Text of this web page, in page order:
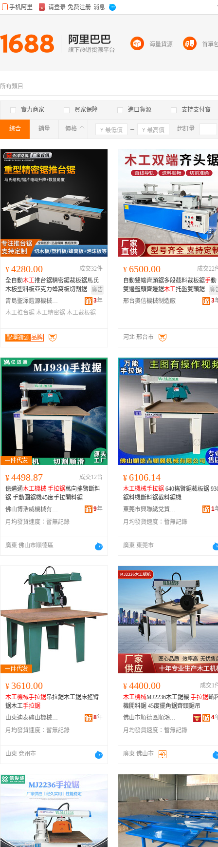
所有類目
實力商家 買家保障 進口貨源 支持支付寶
綜合 銷量 價格 確定 起訂量
¥ 4280.00
成交32件
全自動木工推台鋸精密鋸裁板鋸馬氏
木板塑料板亞克力蜂窩板切割鋸
廣告
青島聖澤鎧源機械制造有限公司
3年
木工推台鋸 木工精密鋸 木工裁板鋸
聖澤鎧源 品牌
¥ 6500.00
成交22
自動雙端齊頭鋸多段截料裁板鋸手動
雙邊盤頭齊邊鋸木工托盤雙頭鋸
廣
邢台奧信機械制造廠
3
河北 邢台市
¥ 4498.87
成交12台
億邁通木工機械 手拉鋸萬向搖臂斷料
鋸 手動圓鋸機45度手拉開料鋸
佛山博浩威機械有限公司
9年
月均發貨速度： 暫無記錄
廣東 佛山市順德區
¥ 6106.14
木工機械手拉鋸 640搖臂鋸裁板鋸
鋸料機斷料鋸截料鋸機
東莞市興聯綉兌貿易有限公司
1
月均發貨速度： 暫無記錄
廣東 東莞市
¥ 3610.00
木工機械手拉鋸吊拉鋸木工鋸床搖臂
鋸木工手拉鋸
山東迪泰礦山機械設備有限公司
8年
月均發貨速度： 暫無記錄
山東 兗州市
¥ 4400.00
成交1
木工機械MJ2236木工鋸機 手拉鋸斷
機開料鋸 45度擺角鋸齊頭鋸吊
佛山市順德區順鴻騰機械設備廠
4
月均發貨速度： 暫無記錄
廣東 佛山市
海量貨源 首單